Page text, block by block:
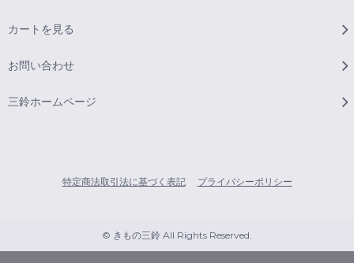
カートを見る
お問い合わせ
三鈴ホームページ
特定商法取引法に基づく表記 プライバシーポリシー
© きもの三鈴 All Rights Reserved.